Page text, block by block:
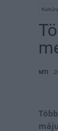
Kultúra
MTI